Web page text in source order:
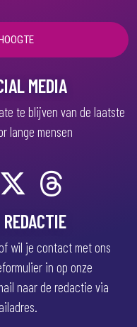
MEDIA
te blijven van de laatste
lange mensen
wil je contact met ons
in op onze
naar de redactie via